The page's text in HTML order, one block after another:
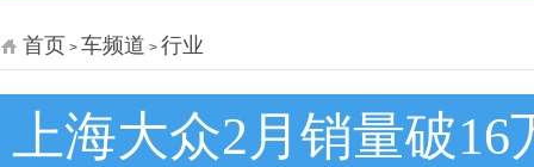
首页 > 车频道 > 行业
上海大众2月销量破16